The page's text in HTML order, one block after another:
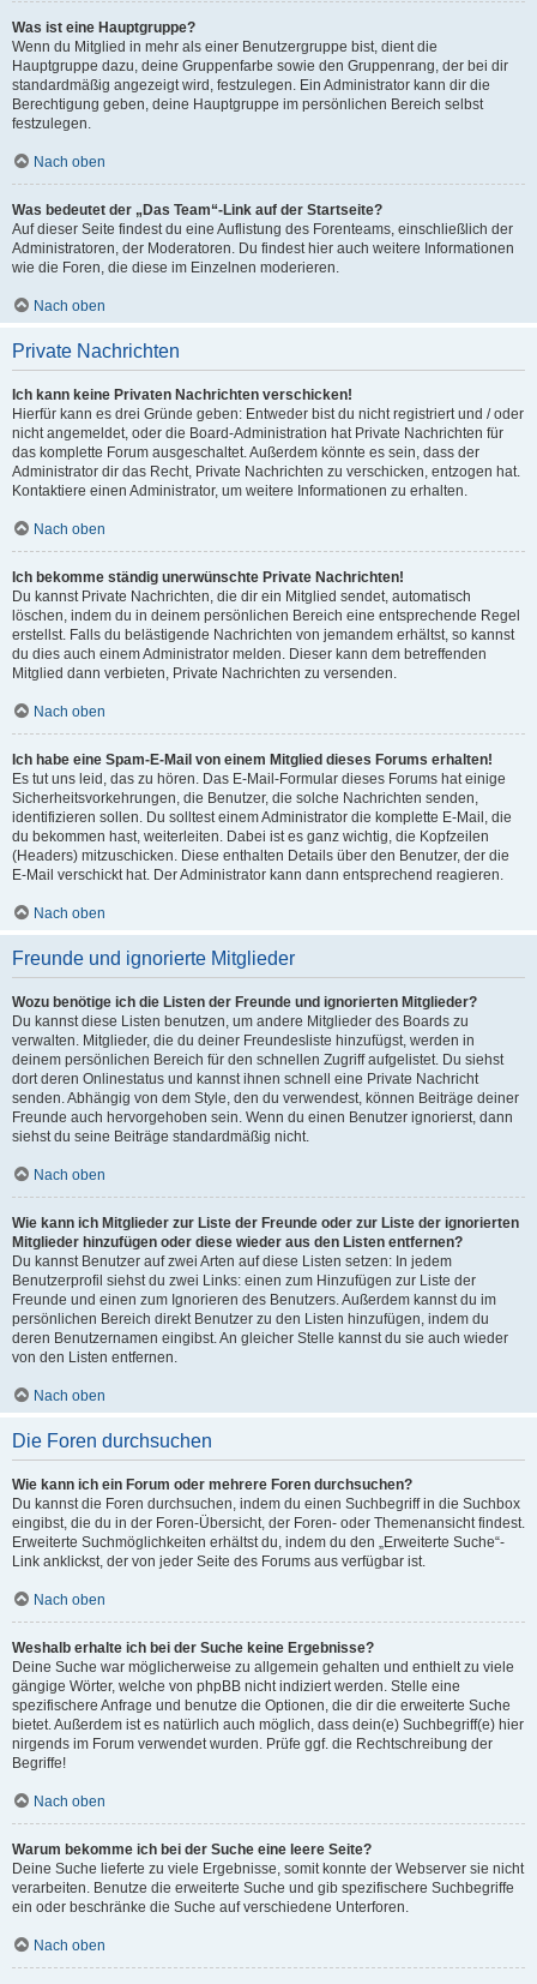
Was ist eine Hauptgruppe?
Wenn du Mitglied in mehr als einer Benutzergruppe bist, dient die
Hauptgruppe dazu, deine Gruppenfarbe sowie den Gruppenrang, der bei dir
standardmäßig angezeigt wird, festzulegen. Ein Administrator kann dir die
Berechtigung geben, deine Hauptgruppe im persönlichen Bereich selbst
festzulegen.
Nach oben
Was bedeutet der „Das Team“-Link auf der Startseite?
Auf dieser Seite findest du eine Auflistung des Forenteams, einschließlich der
Administratoren, der Moderatoren. Du findest hier auch weitere Informationen
wie die Foren, die diese im Einzelnen moderieren.
Nach oben
Private Nachrichten
Ich kann keine Privaten Nachrichten verschicken!
Hierfür kann es drei Gründe geben: Entweder bist du nicht registriert und / oder
nicht angemeldet, oder die Board-Administration hat Private Nachrichten für
das komplette Forum ausgeschaltet. Außerdem könnte es sein, dass der
Administrator dir das Recht, Private Nachrichten zu verschicken, entzogen hat.
Kontaktiere einen Administrator, um weitere Informationen zu erhalten.
Nach oben
Ich bekomme ständig unerwünschte Private Nachrichten!
Du kannst Private Nachrichten, die dir ein Mitglied sendet, automatisch
löschen, indem du in deinem persönlichen Bereich eine entsprechende Regel
erstellst. Falls du belästigende Nachrichten von jemandem erhältst, so kannst
du dies auch einem Administrator melden. Dieser kann dem betreffenden
Mitglied dann verbieten, Private Nachrichten zu versenden.
Nach oben
Ich habe eine Spam-E-Mail von einem Mitglied dieses Forums erhalten!
Es tut uns leid, das zu hören. Das E-Mail-Formular dieses Forums hat einige
Sicherheitsvorkehrungen, die Benutzer, die solche Nachrichten senden,
identifizieren sollen. Du solltest einem Administrator die komplette E-Mail, die
du bekommen hast, weiterleiten. Dabei ist es ganz wichtig, die Kopfzeilen
(Headers) mitzuschicken. Diese enthalten Details über den Benutzer, der die
E-Mail verschickt hat. Der Administrator kann dann entsprechend reagieren.
Nach oben
Freunde und ignorierte Mitglieder
Wozu benötige ich die Listen der Freunde und ignorierten Mitglieder?
Du kannst diese Listen benutzen, um andere Mitglieder des Boards zu
verwalten. Mitglieder, die du deiner Freundesliste hinzufügst, werden in
deinem persönlichen Bereich für den schnellen Zugriff aufgelistet. Du siehst
dort deren Onlinestatus und kannst ihnen schnell eine Private Nachricht
senden. Abhängig von dem Style, den du verwendest, können Beiträge deiner
Freunde auch hervorgehoben sein. Wenn du einen Benutzer ignorierst, dann
siehst du seine Beiträge standardmäßig nicht.
Nach oben
Wie kann ich Mitglieder zur Liste der Freunde oder zur Liste der ignorierten
Mitglieder hinzufügen oder diese wieder aus den Listen entfernen?
Du kannst Benutzer auf zwei Arten auf diese Listen setzen: In jedem
Benutzerprofil siehst du zwei Links: einen zum Hinzufügen zur Liste der
Freunde und einen zum Ignorieren des Benutzers. Außerdem kannst du im
persönlichen Bereich direkt Benutzer zu den Listen hinzufügen, indem du
deren Benutzernamen eingibst. An gleicher Stelle kannst du sie auch wieder
von den Listen entfernen.
Nach oben
Die Foren durchsuchen
Wie kann ich ein Forum oder mehrere Foren durchsuchen?
Du kannst die Foren durchsuchen, indem du einen Suchbegriff in die Suchbox
eingibst, die du in der Foren-Übersicht, der Foren- oder Themenansicht findest.
Erweiterte Suchmöglichkeiten erhältst du, indem du den „Erweiterte Suche“-
Link anklickst, der von jeder Seite des Forums aus verfügbar ist.
Nach oben
Weshalb erhalte ich bei der Suche keine Ergebnisse?
Deine Suche war möglicherweise zu allgemein gehalten und enthielt zu viele
gängige Wörter, welche von phpBB nicht indiziert werden. Stelle eine
spezifischere Anfrage und benutze die Optionen, die dir die erweiterte Suche
bietet. Außerdem ist es natürlich auch möglich, dass dein(e) Suchbegriff(e) hier
nirgends im Forum verwendet wurden. Prüfe ggf. die Rechtschreibung der
Begriffe!
Nach oben
Warum bekomme ich bei der Suche eine leere Seite?
Deine Suche lieferte zu viele Ergebnisse, somit konnte der Webserver sie nicht
verarbeiten. Benutze die erweiterte Suche und gib spezifischere Suchbegriffe
ein oder beschränke die Suche auf verschiedene Unterforen.
Nach oben